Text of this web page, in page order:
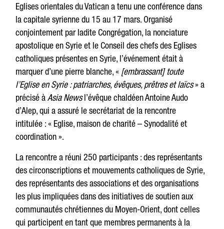
Eglises orientales du Vatican a tenu une conférence dans
la capitale syrienne du 15 au 17 mars. Organisé
conjointement par ladite Congrégation, la nonciature
apostolique en Syrie et le Conseil des chefs des Eglises
catholiques présentes en Syrie, l’événement était à
marquer d’une pierre blanche, « [embrassant] toute
l’Eglise en Syrie : patriarches, évêques, prêtres et laïcs» a
précisé àAsia Newsl’évêque chaldéen Antoine Audo
d’Alep, qui a assuré le secrétariat de la rencontre
intitulée : « Eglise, maison de charité – Synodalité et
coordination ».
La rencontre a réuni 250 participants : des représentants
des circonscriptions et mouvements catholiques de Syrie,
des représentants des associations et des organisations
les plus impliquées dans des initiatives de soutien aux
communautés chrétiennes du Moyen-Orient, dont celles
qui participent en tant que membres permanents à la